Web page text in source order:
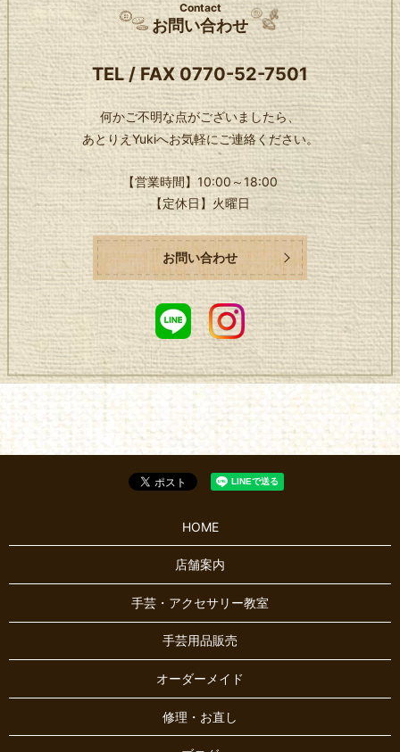
Contact
お問い合わせ
TEL / FAX 0770-52-7501
何かご不明な点がございましたら、
あとりえYukiへお気軽にご連絡ください。
【営業時間】10:00～18:00
【定休日】 火曜日
お問い合わせ
HOME
店舗案内
手芸・アクセサリー教室
手芸用品販売
オーダーメイド
修理・お直し